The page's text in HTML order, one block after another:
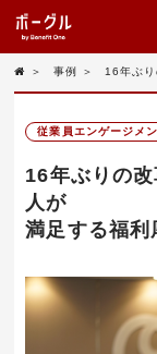
＞ 事例 ＞ 16年ぶ
従業員エンゲージメン
16年ぶりの
人が
満足する福利